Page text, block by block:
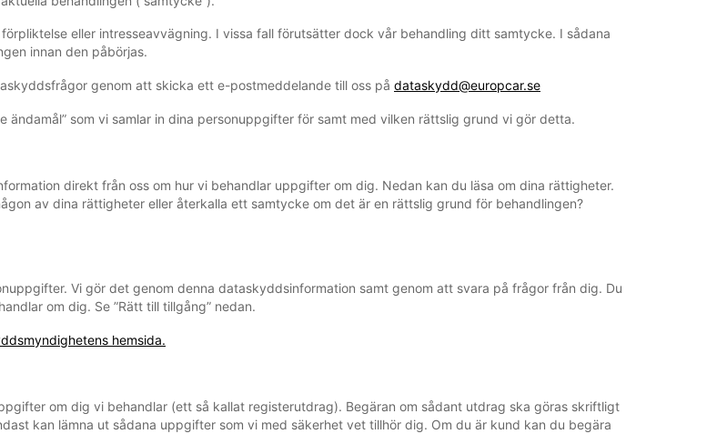
eller intresseavvägning. I vissa fall förutsätter dock vår behandling ditt samtycke. I sådana
innan den påbörjas.
genom att skicka ett e-postmeddelande till oss på dataskydd@europcar.se
som vi samlar in dina personuppgifter för samt med vilken rättslig grund vi gör detta.
direkt från oss om hur vi behandlar uppgifter om dig. Nedan kan du läsa om dina rättigheter.
av dina rättigheter eller återkalla ett samtycke om det är en rättslig grund för behandlingen?
Vi gör det genom denna dataskyddsinformation samt genom att svara på frågor från dig. Du
om dig. Se ”Rätt till tillgång” nedan.
hemsida.
om dig vi behandlar (ett så kallat registerutdrag). Begäran om sådant utdrag ska göras skriftligt
kan lämna ut sådana uppgifter som vi med säkerhet vet tillhör dig. Om du är kund kan du begära